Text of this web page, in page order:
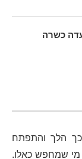
כשרה
הלך והתפתח
מי שמחפש כאלו.